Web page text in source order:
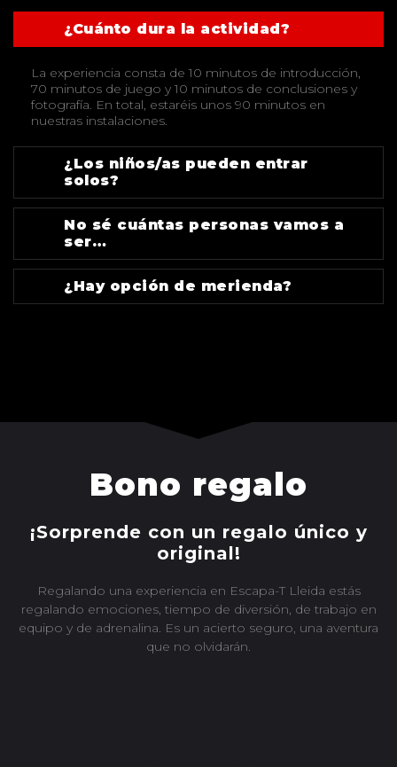
¿Cuánto dura la actividad?
La experiencia consta de 10 minutos de introducción,
70 minutos de juego y 10 minutos de conclusiones y
fotografía. En total, estaréis unos 90 minutos en
nuestras instalaciones.
¿Los niños/as pueden entrar
solos?
No sé cuántas personas vamos a
ser…
¿Hay opción de merienda?
Bono regalo
¡Sorprende con un regalo único y
original!
Regalando una experiencia en Escapa-T Lleida estás
regalando emociones, tiempo de diversión, de trabajo en
equipo y de adrenalina. Es un acierto seguro, una aventura
que no olvidarán.